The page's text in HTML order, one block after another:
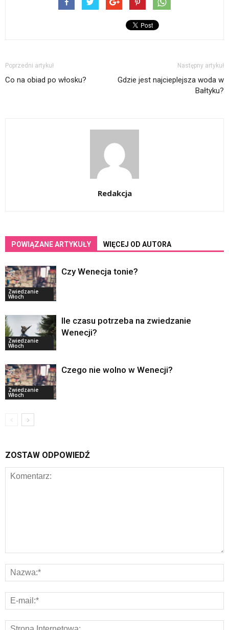
Poprzedni artykuł
Co na obiad po włosku?
Następny artykuł
Gdzie jest najcieplejsza woda w
Bałtyku?
Redakcja
POWIĄZANE ARTYKUŁY WIĘCEJ OD AUTORA
Zwiedzanie
Włoch
Czy Wenecja tonie?
Zwiedzanie
Włoch
Ile czasu potrzeba na zwiedzanie
Wenecji?
Zwiedzanie
Włoch
Czego nie wolno w Wenecji?
ZOSTAW ODPOWIEDŹ